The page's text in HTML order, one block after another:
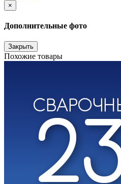
×
Дополнительные фото
Закрыть
Похожие товары